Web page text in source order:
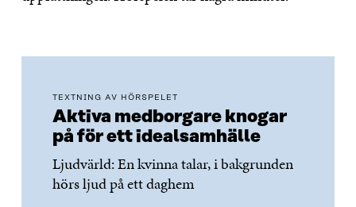
TEXTNING AV HÖRSPELET
Aktiva medborgare knogar
på för ett idealsamhälle
Ljudvärld: En kvinna talar, i bakgrunden
hörs ljud på ett daghem